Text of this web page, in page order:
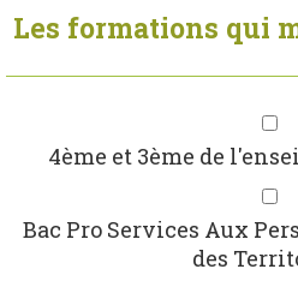
Les formations qui
4ème et 3ème de
Bac Pro Services Aux
des